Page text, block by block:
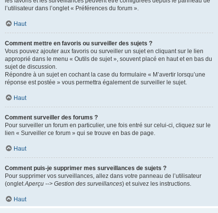
l’utilisateur dans l’onglet « Préférences du forum ».
Haut
Comment mettre en favoris ou surveiller des sujets ?
Vous pouvez ajouter aux favoris ou surveiller un sujet en cliquant sur le lien
approprié dans le menu « Outils de sujet », souvent placé en haut et en bas du
sujet de discussion.
Répondre à un sujet en cochant la case du formulaire « M’avertir lorsqu’une
réponse est postée » vous permettra également de surveiller le sujet.
Haut
Comment surveiller des forums ?
Pour surveiller un forum en particulier, une fois entré sur celui-ci, cliquez sur le
lien « Surveiller ce forum » qui se trouve en bas de page.
Haut
Comment puis-je supprimer mes surveillances de sujets ?
Pour supprimer vos surveillances, allez dans votre panneau de l’utilisateur
(ongletAperçu --> Gestion des surveillances) et suivez les instructions.
Haut